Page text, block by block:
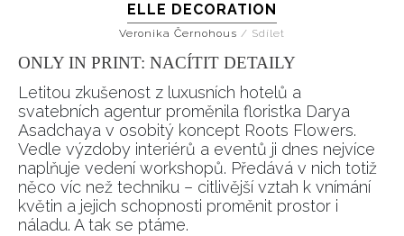
ELLE DECORATION
Veronika Černohous / Sdílet
ONLY IN PRINT: NACÍTIT DETAILY
Letitou zkušenost z luxusních hotelů a
svatebních agentur proměnila floristka Darya
Asadchaya v osobitý koncept Roots Flowers.
Vedle výzdoby interiérů a eventů ji dnes nejvíce
naplňuje vedení workshopů. Předává v nich totiž
něco víc než techniku – citlivější vztah k vnímání
květin a jejich schopnosti proměnit prostor i
náladu. A tak se ptáme.